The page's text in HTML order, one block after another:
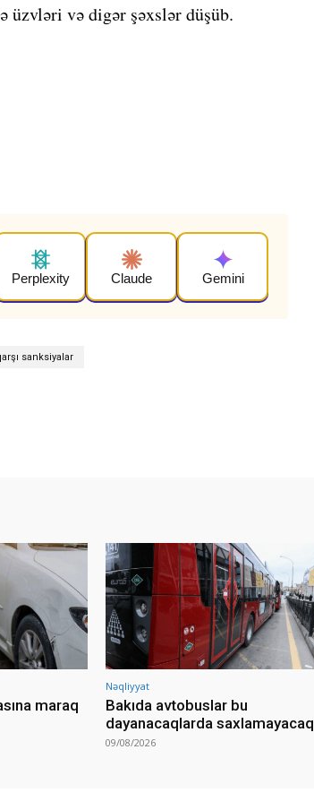
üzvləri və digər şəxslər düşüb.
Perplexity Claude Gemini
sanksiyalar
maraq
Nəqliyyat
Bakıda avtobuslar bu
dayanacaqlarda saxlamayacaq
09/08/2026